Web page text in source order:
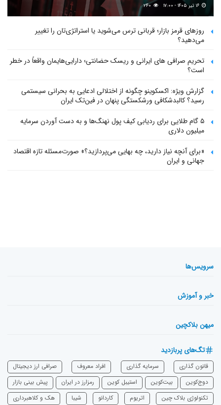
۲۴۰
روزهای قرمز بازار؛ قربانی ترس می‌شوید یا استراتژی‌تان را تغییر
می‌دهید؟
تحریم صرافی های ایرانی و ریسک حضانتی؛ دارایی‌هایمان واقعاً در خطر
است؟
گزارش ویژه: اکسکوینو چگونه از اختلالی ادعایی به بحرانی سیستمی
رسید؟ کالبدشکافی ورشکستگی پنهان در فین‌تک ایران
۵ گام طلایی برای ردیابی کیف پول‌ نهنگ‌ها و به دست آوردن سرمایه
میلیون دلاری
«برای آنچه نیاز دارید، چه بهایی می‌پردازید؟» صورت‌مسئله تازه اقتصاد
جهانی و ایران
سرویس‌ها
خبر و آموزش
میهن بلاکچین
تگ‌های پربازدید
قانون گذاری سرمایه‌ گذاری افراد معروف
صرافی ارز دیجیتال
دوج‌کوین
بیت‌کوین استیبل کوین رمزارز در ایران
پیش بینی بازار
تکنولوژی بلاک چین
اتریوم ‌کاردانو شیبا هک و کلاهبرداری